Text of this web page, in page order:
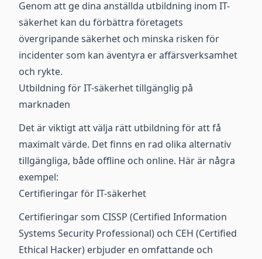
Genom att ge dina anställda utbildning inom IT-
säkerhet kan du förbättra företagets
övergripande säkerhet och minska risken för
incidenter som kan äventyra er affärsverksamhet
och rykte.
Utbildning för IT-säkerhet tillgänglig på
marknaden
Det är viktigt att välja rätt utbildning för att få
maximalt värde. Det finns en rad olika alternativ
tillgängliga, både offline och online. Här är några
exempel:
Certifieringar för IT-säkerhet
Certifieringar som CISSP (Certified Information
Systems Security Professional) och CEH (Certified
Ethical Hacker) erbjuder en omfattande och